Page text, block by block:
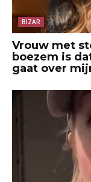
BIZAR
Vrouw met
boezem is
gaat over